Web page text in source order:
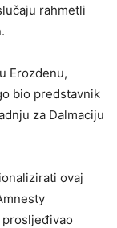
rahmetli
Erozdenu,
bio predstavnik
za Dalmaciju
ovaj
prosljeđivao